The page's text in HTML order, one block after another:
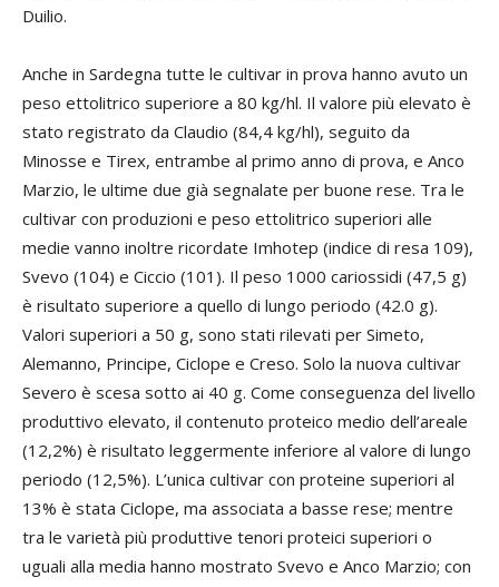
Duilio.
Anche in Sardegna tutte le cultivar in prova hanno avuto un
peso ettolitrico superiore a 80 kg/hl. Il valore più elevato è
stato registrato da Claudio (84,4 kg/hl), seguito da
Minosse e Tirex, entrambe al primo anno di prova, e Anco
Marzio, le ultime due già segnalate per buone rese. Tra le
cultivar con produzioni e peso ettolitrico superiori alle
medie vanno inoltre ricordate Imhotep (indice di resa 109),
Svevo (104) e Ciccio (101). Il peso 1000 cariossidi (47,5 g)
è risultato superiore a quello di lungo periodo (42.0 g).
Valori superiori a 50 g, sono stati rilevati per Simeto,
Alemanno, Principe, Ciclope e Creso. Solo la nuova cultivar
Severo è scesa sotto ai 40 g. Come conseguenza del livello
produttivo elevato, il contenuto proteico medio dell’areale
(12,2%) è risultato leggermente inferiore al valore di lungo
periodo (12,5%). L’unica cultivar con proteine superiori al
13% è stata Ciclope, ma associata a basse rese; mentre
tra le varietà più produttive tenori proteici superiori o
uguali alla media hanno mostrato Svevo e Anco Marzio; con